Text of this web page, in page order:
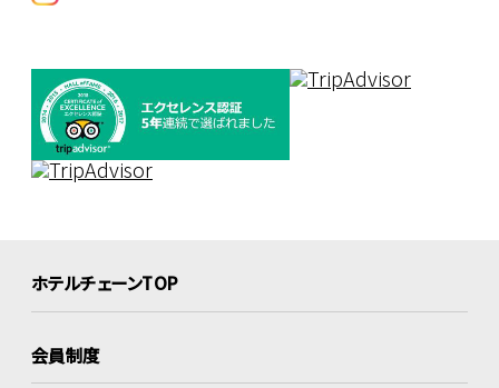
ホテルチェーンTOP
会員制度